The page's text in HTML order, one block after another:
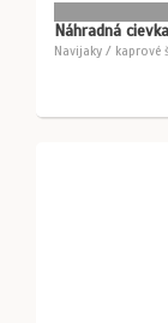
Náhradná
Navijaky / kaprové